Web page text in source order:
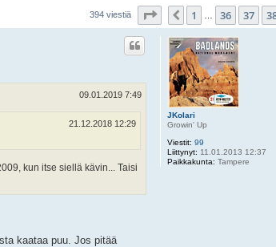
394 viestiä Sivu /Edellinen
1 36 37
JKolari
Growin' Up
Viestit: 99
Liittynyt: 11.01.2013 12:37
Paikkakunta: Tampere
09.01.2019 7:49
21.12.2018 12:29
kun itse siellä kävin... Taisi
kaataa puu. Jos pitää